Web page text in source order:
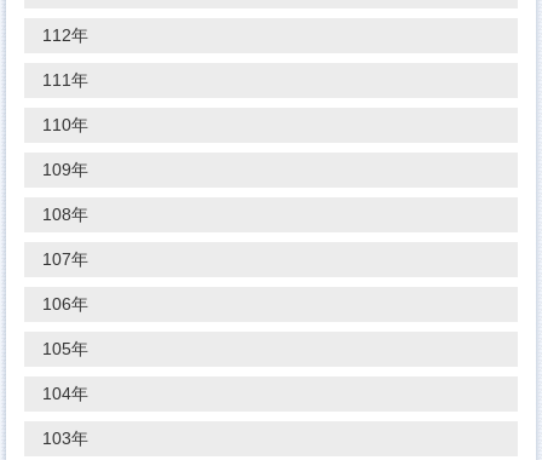
112年
111年
110年
109年
108年
107年
106年
105年
104年
103年